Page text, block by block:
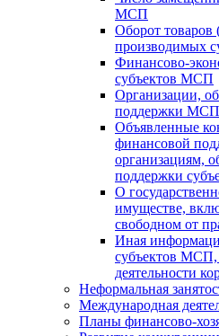
МСП
Оборот товаров
производимых
Финансово-
субъектов МСП
Организации,
поддержки МСП
Объявленные
финансовой
организациям,
поддержки
О
имуществе,
свободном от
Иная
субъектов МСП,
деятельности
Неформальная
Международная
Планы финансово-